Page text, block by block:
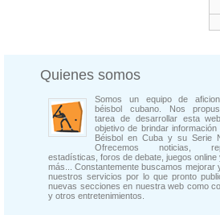
Quienes somos
Somos un equipo de
béisbol cubano. Nos
tarea de desarrollar esta
objetivo de brindar
Béisbol en Cuba y su Serie
Ofrecemos noticias,
estadísticas, foros de debate, juegos online
más... Constantemente buscamos mejorar
nuestros servicios por lo que pronto
nuevas secciones en nuestra web como
y otros entretenimientos.